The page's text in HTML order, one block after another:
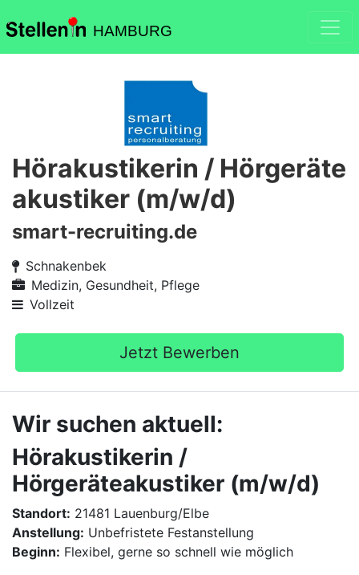
HAMBURG
Hörakustikerin / Hörgeräte
akustiker (m/w/d)
smart-recruiting.de
Schnakenbek
Medizin, Gesundheit, Pflege
Vollzeit
Jetzt Bewerben
Wir suchen aktuell:
Hörakustikerin /
Hörgeräteakustiker (m/w/d)
Standort: 21481 Lauenburg/Elbe
Anstellung: Unbefristete Festanstellung
Beginn: Flexibel, gerne so schnell wie möglich